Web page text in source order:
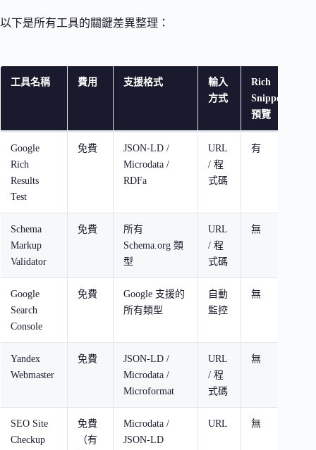
以下是所有工具的關鍵差異整理：
工具名稱 費用 支援格式
輸入
方式
Rich
Snippet
預覽
Google
Rich
Results
Test
免費
JSON-LD /
Microdata /
RDFa
URL
/ 程
式碼
有
Schema
Markup
Validator
免費
所有
Schema.org 類
型
URL
/ 程
式碼
無
Google
Search
Console
免費
Google 支援的
所有類型
自動
監控
無
Yandex
Webmaster
免費
JSON-LD /
Microdata /
Microformat
URL
/ 程
式碼
無
SEO Site
Checkup
免費
（有
Microdata /
JSON-LD
URL 無